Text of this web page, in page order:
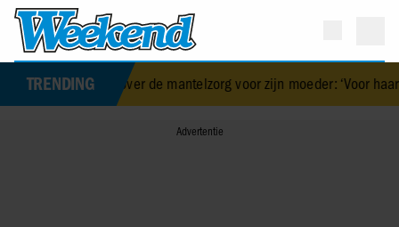
TRENDING
over de mantelzorg voor zijn moeder: ‘Voor haar zorgen is